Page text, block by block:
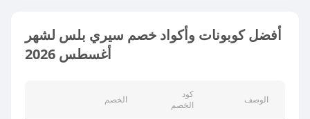
أفضل كوبونات وأكواد خصم سيري بلس لشهر
أغسطس 2026
الخصم
كود
الخصم
الوصف